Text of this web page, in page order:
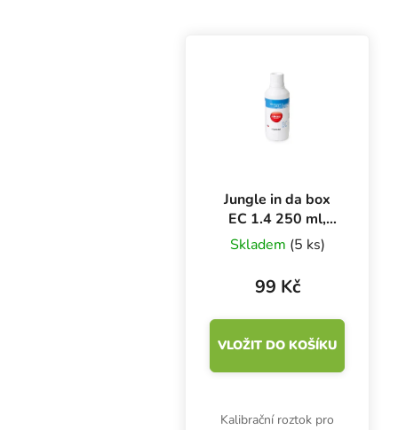
Jungle in da box
EC 1.4 250 ml,
kalibrační roztok
Skladem (5 ks)
99 Kč
VLOŽIT DO KOŠÍKU
Kalibrační roztok pro